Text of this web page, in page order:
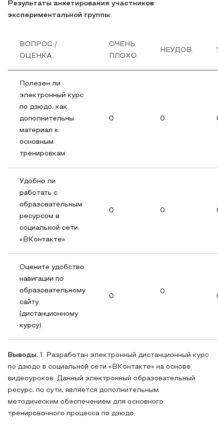
Результаты анкетирования участников
экспериментальной группы
ВОПРОС /
ОЦЕНКА
ОЧЕНЬ
ПЛОХО
НЕУДОВ.
Полезен ли
электронный курс
по дзюдо, как
дополнительны
материал к
основным
тренировкам
0 0
Удобно ли
работать с
образовательным
ресурсом в
социальной сети
«ВКонтакте»
0 0
Оцените удобство
навигации по
образовательному
сайту
(дистанционному
курсу)
0
0
Выводы. 1. Разработан электронный дистанционный курс
по дзюдо в социальной сети «ВКонтакте» на основе
видеоуроков. Данный электронный образовательный
ресурс, по сути, является дополнительным
методическим обеспечением для основного
тренировочного процесса по дзюдо.